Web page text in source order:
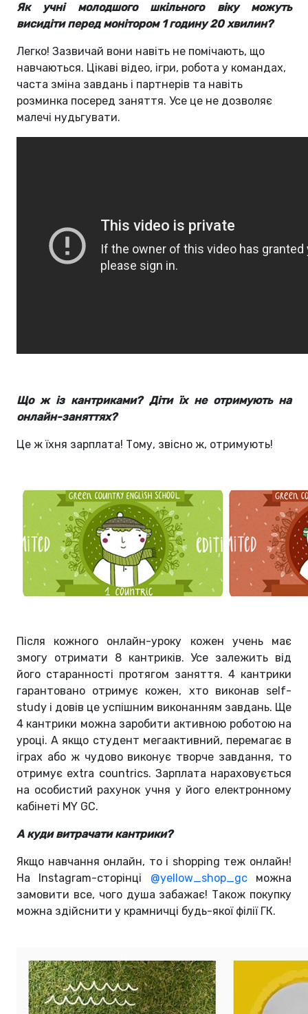
Як учні молодшого шкільного віку можуть
висидіти перед монітором 1 годину 20 хвилин?
Легко! Зазвичай вони навіть не помічають, що
навчаються. Цікаві відео, ігри, робота у командах,
часта зміна завдань і партнерів та навіть
розминка посеред заняття. Усе це не дозволяє
малечі нудьгувати.
Що ж із кантриками? Діти їх не отримують на
онлайн-заняттях?
Це ж їхня зарплата! Тому, звісно ж, отримують!
Після кожного онлайн-уроку кожен учень має
змогу отримати 8 кантриків. Усе залежить від
його старанності протягом заняття. 4 кантрики
гарантовано отримує кожен, хто виконав self-
study і довів це успішним виконанням завдань. Ще
4 кантрики можна заробити активною роботою на
уроці. А якщо студент мегаактивний, перемагає в
іграх або ж чудово виконує творче завдання, то
отримує extra countrics. Зарплата нараховується
на особистий рахунок учня у його електронному
кабінеті MY GC.
А куди витрачати кантрики?
Якщо навчання онлайн, то і shopping теж онлайн!
На Instagram-сторінці @yellow_shop_gcможна
замовити все, чого душа забажає! Також покупку
можна здійснити у крамничці будь-якої філії ГК.